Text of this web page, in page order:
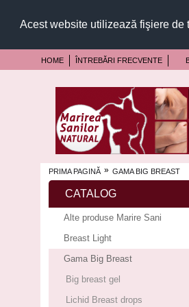
Acest website utilizează fişiere
HOME ÎNTREBĂRI FRECVENTE
PRIMA PAGINĂ » GAMA BIG BREAST
CATALOG
Alte produse Marire Sani
Breast Light
Gama Big Breast
Big breast gel
Lichid Breast drops